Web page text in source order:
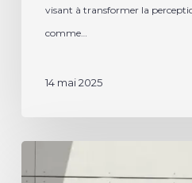
visant à transformer la
comme…
14 mai 2025
synergie